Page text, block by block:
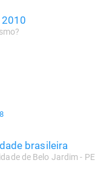
brasileira
de Belo Jardim - PE